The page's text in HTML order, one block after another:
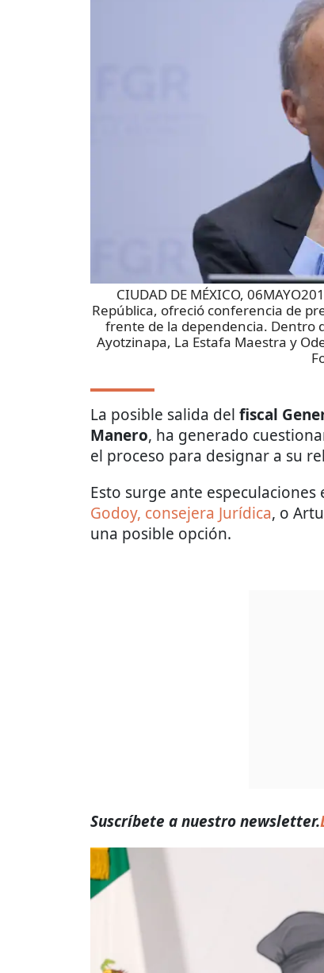
CIUDAD DE MÉXICO,
República, ofreció conferencia de
frente de la dependencia. Dentro
Ayotzinapa, La Estafa Maestra y
La posible salida del fiscal
Manero, ha generado
el proceso para designar a su
Esto surge ante
Godoy, consejera Jurídica, o
una posible opción.
Suscríbete a nuestro newsletter.